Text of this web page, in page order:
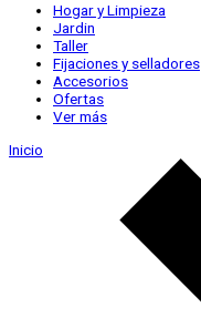
Hogar y Limpieza
Jardin
Taller
Fijaciones y selladores
Accesorios
Ofertas
Ver más
Inicio